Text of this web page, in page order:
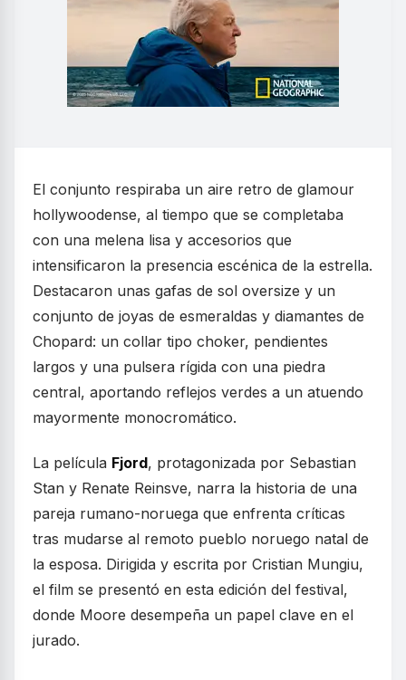
El conjunto respiraba un aire retro de glamour
hollywoodense, al tiempo que se completaba
con una melena lisa y accesorios que
intensificaron la presencia escénica de la estrella.
Destacaron unas gafas de sol oversize y un
conjunto de joyas de esmeraldas y diamantes de
Chopard: un collar tipo choker, pendientes
largos y una pulsera rígida con una piedra
central, aportando reflejos verdes a un atuendo
mayormente monocromático.
La película Fjord, protagonizada por Sebastian
Stan y Renate Reinsve, narra la historia de una
pareja rumano-noruega que enfrenta críticas
tras mudarse al remoto pueblo noruego natal de
la esposa. Dirigida y escrita por Cristian Mungiu,
el film se presentó en esta edición del festival,
donde Moore desempeña un papel clave en el
jurado.